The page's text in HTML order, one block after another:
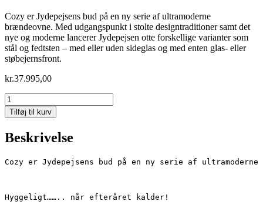
Cozy er Jydepejsens bud på en ny serie af ultramoderne
brændeovne. Med udgangspunkt i stolte designtraditioner samt det
nye og moderne lancerer Jydepejsen otte forskellige varianter som
stål og fedtsten – med eller uden sideglas og med enten glas- eller
støbejernsfront.
kr.37.995,00
Cozy
Modern
Dark
Sideglass
Tilføj til kurv
Beskrivelse
Cozy er Jydepejsens bud på en ny serie af
Hyggeligt…….. når efteråret kalder!